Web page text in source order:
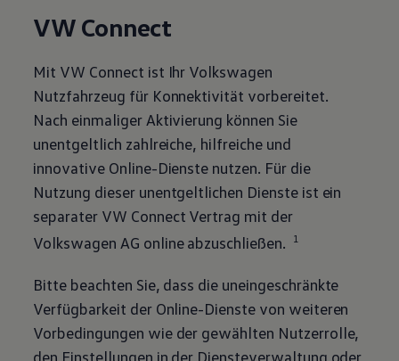
VW Connect
Mit VW Connect ist Ihr Volkswagen
Nutzfahrzeug für Konnektivität vorbereitet.
Nach einmaliger Aktivierung können Sie
unentgeltlich zahlreiche, hilfreiche und
innovative Online-Dienste nutzen. Für die
Nutzung dieser unentgeltlichen Dienste ist ein
separater VW Connect Vertrag mit der
Volkswagen AG online abzuschließen. 1
Bitte beachten Sie, dass die uneingeschränkte
Verfügbarkeit der Online-Dienste von weiteren
Vorbedingungen wie der gewählten Nutzerrolle,
den Einstellungen in der Diensteverwaltung oder